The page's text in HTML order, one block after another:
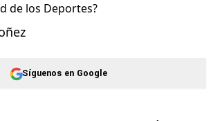
de los Deportes?
Síguenos en Google